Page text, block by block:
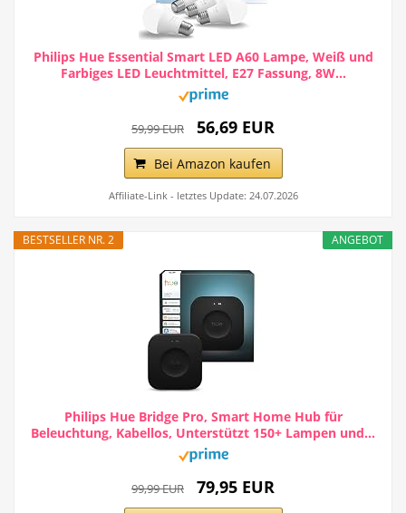
Philips Hue Essential Smart LED A60 Lampe, Weiß und
Farbiges LED Leuchtmittel, E27 Fassung, 8W...
59,99 EUR 56,69 EUR
Bei Amazon kaufen
Affiliate-Link - letztes Update: 24.07.2026
ANGEBOT
BESTSELLER NR. 2
Philips Hue Bridge Pro, Smart Home Hub für
Beleuchtung, Kabellos, Unterstützt 150+ Lampen und...
99,99 EUR 79,95 EUR